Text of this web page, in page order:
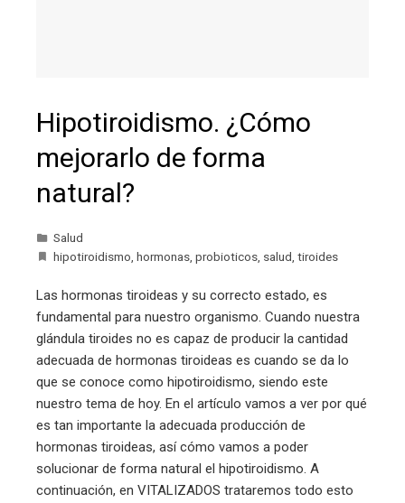
Hipotiroidismo. ¿Cómo
mejorarlo de forma
natural?
Salud
hipotiroidismo, hormonas, probioticos, salud, tiroides
Las hormonas tiroideas y su correcto estado, es
fundamental para nuestro organismo. Cuando nuestra
glándula tiroides no es capaz de producir la cantidad
adecuada de hormonas tiroideas es cuando se da lo
que se conoce como hipotiroidismo, siendo este
nuestro tema de hoy. En el artículo vamos a ver por qué
es tan importante la adecuada producción de
hormonas tiroideas, así cómo vamos a poder
solucionar de forma natural el hipotiroidismo. A
continuación, en VITALIZADOS trataremos todo esto